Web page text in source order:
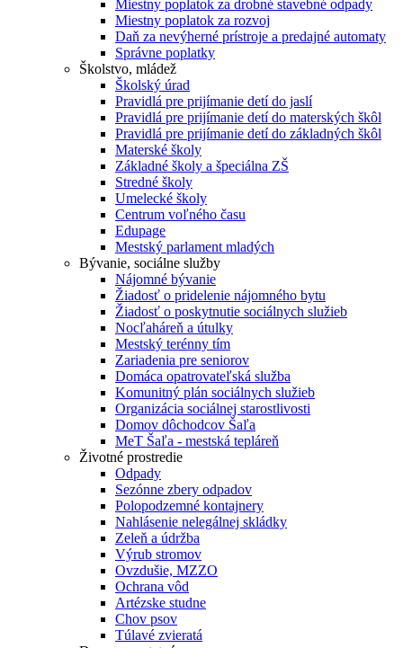
Miestny poplatok za drobné stavebné odpady
Miestny poplatok za rozvoj
Daň za nevýherné prístroje a predajné automaty
Správne poplatky
Školstvo, mládež
Školský úrad
Pravidlá pre prijímanie detí do jaslí
Pravidlá pre prijímanie detí do materských škôl
Pravidlá pre prijímanie detí do základných škôl
Materské školy
Základné školy a špeciálna ZŠ
Stredné školy
Umelecké školy
Centrum voľného času
Edupage
Mestský parlament mladých
Bývanie, sociálne služby
Nájomné bývanie
Žiadosť o pridelenie nájomného bytu
Žiadosť o poskytnutie sociálnych služieb
Nocľaháreň a útulky
Mestský terénny tím
Zariadenia pre seniorov
Domáca opatrovateľská služba
Komunitný plán sociálnych služieb
Organizácia sociálnej starostlivosti
Domov dôchodcov Šaľa
MeT Šaľa - mestská tepláreň
Životné prostredie
Odpady
Sezónne zbery odpadov
Polopodzemné kontajnery
Nahlásenie nelegálnej skládky
Zeleň a údržba
Výrub stromov
Ovzdušie, MZZO
Ochrana vôd
Artézske studne
Chov psov
Túlavé zvieratá